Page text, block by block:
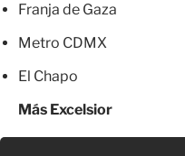
Franja de Gaza
Metro CDMX
El Chapo
Más Excelsior